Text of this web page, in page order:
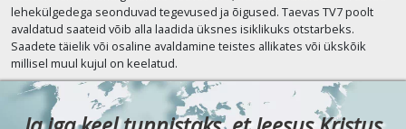
lehekülgedega seonduvad tegevused ja õigused. Taevas TV7 poolt
avaldatud saateid võib alla laadida üksnes isiklikuks otstarbeks.
Saadete täielik või osaline avaldamine teistes allikates või ükskõik
millisel muul kujul on keelatud.